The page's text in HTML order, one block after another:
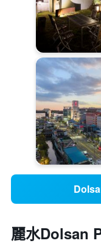
麗水Dolsan